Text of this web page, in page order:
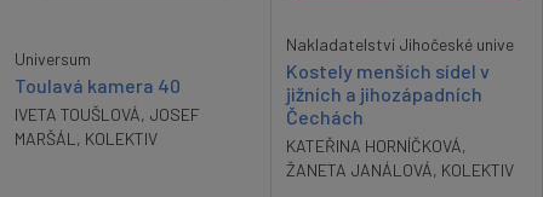
Universum
Toulavá kamera 40
IVETA TOUŠLOVÁ, JOSEF
MARŠÁL , KOLEKTIV
Nakladatelství Jihočeské unive
Kostely menších sídel v
jižních a jihozápadních
Čechách
KATEŘINA HORNÍČKOVÁ,
ŽANETA JANÁLOVÁ, KOLEKTIV